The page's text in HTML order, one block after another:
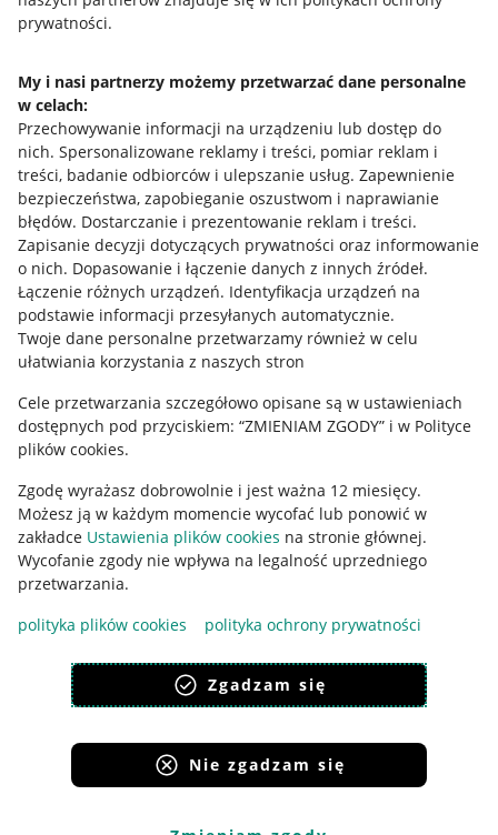
prywatności.
My i nasi partnerzy możemy przetwarzać dane personalne
w celach:
Przechowywanie informacji na urządzeniu lub dostęp do
nich. Spersonalizowane reklamy i treści, pomiar reklam i
treści, badanie odbiorców i ulepszanie usług. Zapewnienie
bezpieczeństwa, zapobieganie oszustwom i naprawianie
błędów. Dostarczanie i prezentowanie reklam i treści.
Zapisanie decyzji dotyczących prywatności oraz informowanie
o nich. Dopasowanie i łączenie danych z innych źródeł.
Łączenie różnych urządzeń. Identyfikacja urządzeń na
podstawie informacji przesyłanych automatycznie.
Twoje dane personalne przetwarzamy również w celu
ułatwiania korzystania z naszych stron
Cele przetwarzania szczegółowo opisane są w ustawieniach
dostępnych pod przyciskiem: “ZMIENIAM ZGODY” i w Polityce
plików cookies.
Zgodę wyrażasz dobrowolnie i jest ważna 12 miesięcy.
Możesz ją w każdym momencie wycofać lub ponowić w
zakładce Ustawienia plików cookies na stronie głównej.
Wycofanie zgody nie wpływa na legalność uprzedniego
przetwarzania.
polityka plików cookies
polityka ochrony prywatności
Zgadzam się
Nie zgadzam się
Jak to działa
Allegro Gadane dla sprzedających
Allegro Gadane dla kupujących
Mapa miejscowości
Informacje prawne
Regulamin
Polityka plików "cookies"
Ustawienia plików "cookies"
Udostępnianie lokalizacji
Informacje dla Aktu o Usługach Cyfrowych
Pobierz aplikację
Korzystanie z serwisu oznacza akceptacjęregulaminu